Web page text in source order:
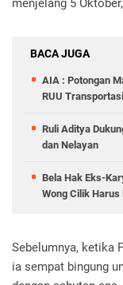
menjelang 5
BACA JUGA
AIA : Potongan
RUU
Ruli Aditya
dan Nelayan
Bela Hak Eks-
Wong Cilik Harus
Sebelumnya, ketika
ia sempat bingung